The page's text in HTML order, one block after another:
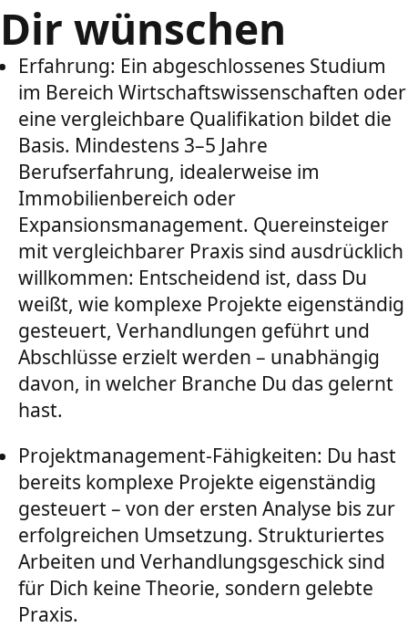
Dir wünschen
Erfahrung: Ein abgeschlossenes Studium
im Bereich Wirtschaftswissenschaften oder
eine vergleichbare Qualifikation bildet die
Basis. Mindestens 3–5 Jahre
Berufserfahrung, idealerweise im
Immobilienbereich oder
Expansionsmanagement. Quereinsteiger
mit vergleichbarer Praxis sind ausdrücklich
willkommen: Entscheidend ist, dass Du
weißt, wie komplexe Projekte eigenständig
gesteuert, Verhandlungen geführt und
Abschlüsse erzielt werden – unabhängig
davon, in welcher Branche Du das gelernt
hast.
Projektmanagement-Fähigkeiten: Du hast
bereits komplexe Projekte eigenständig
gesteuert – von der ersten Analyse bis zur
erfolgreichen Umsetzung. Strukturiertes
Arbeiten und Verhandlungsgeschick sind
für Dich keine Theorie, sondern gelebte
Praxis.